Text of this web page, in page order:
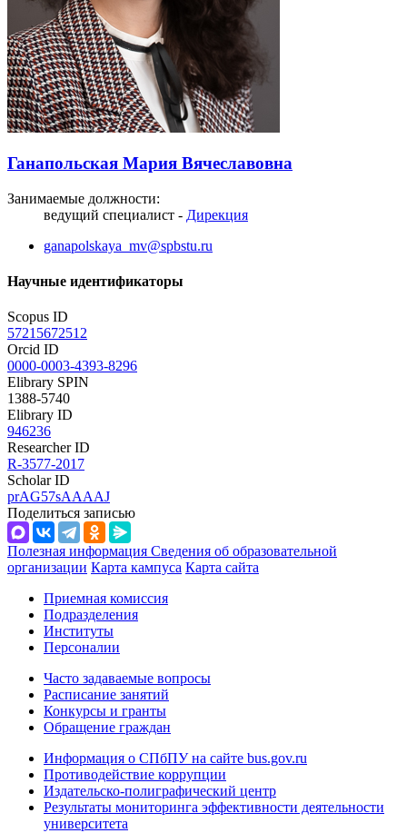
Ганапольская Мария Вячеславовна
Занимаемые должности:
ведущий специалист - Дирекция
ganapolskaya_mv@spbstu.ru
Научные идентификаторы
Scopus ID
57215672512
Orcid ID
0000-0003-4393-8296
Elibrary SPIN
1388-5740
Elibrary ID
946236
Researcher ID
R-3577-2017
Scholar ID
prAG57sAAAAJ
Поделиться записью
Полезная информация Сведения об образовательной
организации Карта кампуса Карта сайта
Приемная комиссия
Подразделения
Институты
Персоналии
Часто задаваемые вопросы
Расписание занятий
Конкурсы и гранты
Обращение граждан
Информация о СПбПУ на сайте bus.gov.ru
Противодействие коррупции
Издательско-полиграфический центр
Результаты мониторинга эффективности деятельности
университета